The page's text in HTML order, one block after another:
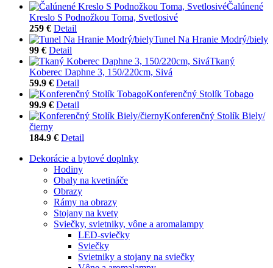
Čalúnené
Kreslo S Podnožkou Toma, Svetlosivé
259 € Detail
Tunel Na Hranie Modrý/biely
99 € Detail
Tkaný
Koberec Daphne 3, 150/220cm, Sivá
59.9 € Detail
Konferenčný Stolík Tobago
99.9 € Detail
Konferenčný Stolík Biely/
čierny
184.9 € Detail
Dekorácie a bytové doplnky
Hodiny
Obaly na kvetináče
Obrazy
Rámy na obrazy
Stojany na kvety
Sviečky, svietniky, vône a aromalampy
LED-sviečky
Sviečky
Svietniky a stojany na sviečky